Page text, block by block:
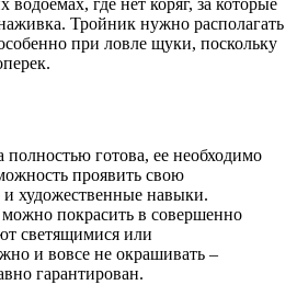
Тройник нужно располагать
при ловле щуки, поскольку
полностью готова, ее необходимо
проявить свою
художественные навыки.
покрасить в совершенно
светящимися или
и вовсе не окрашивать –
гарантирован.